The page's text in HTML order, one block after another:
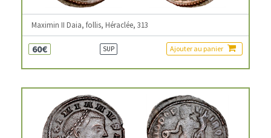
Maximin II Daia, follis, Héraclée, 313
60€ SUP Ajouter au panier